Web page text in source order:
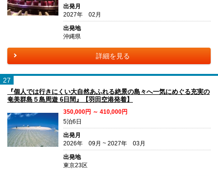
出発月
2027年 02月
出発地
沖縄県
詳細を見る
27
『個人では行きにくい大自然あふれる絶景の島々へ一気にめぐる充実の
奄美群島５島周遊 6日間』【羽田空港発着】
350,000円 ～ 410,000円
5泊6日
出発月
2026年 09月 ~ 2027年 03月
出発地
東京23区